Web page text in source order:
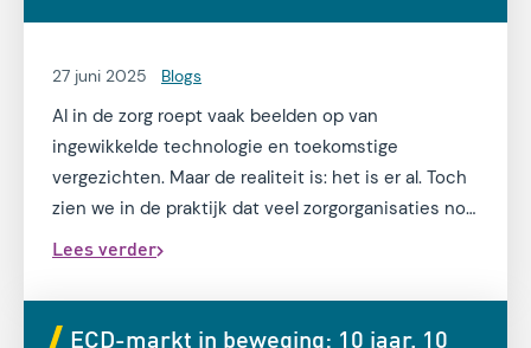
27 juni 2025 Blogs
AI in de zorg roept vaak beelden op van
ingewikkelde technologie en toekomstige
vergezichten. Maar de realiteit is: het is er al. Toch
zien we in de praktijk dat veel zorgorganisaties nog
twijfelen of afwachten. Niet omdat ze niet willen,
zijn. Terwijl juist de kleine, slimme toepassingen
het verschil maken. Welke kansen laat je liggen als
Lees verder
ECD-markt in beweging: 10 jaar, 10